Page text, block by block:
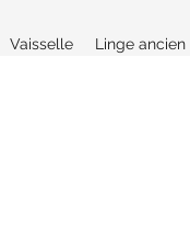
Vaisselle Linge ancien